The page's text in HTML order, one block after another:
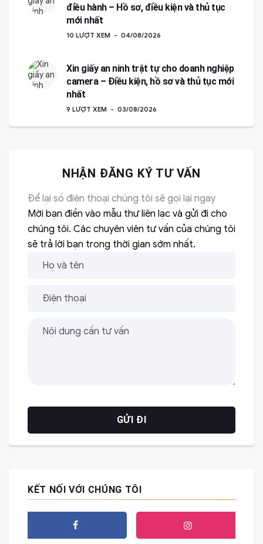
điều hành – Hồ sơ, điều kiện và thủ tục
mới nhất
10 LƯỢT XEM 04/08/2026
Xin giấy an ninh trật tự cho doanh nghiệp
camera – Điều kiện, hồ sơ và thủ tục mới
nhất
9 LƯỢT XEM 03/08/2026
NHẬN ĐĂNG KÝ TƯ VẤN
Để lại số điện thoại chúng tôi sẽ gọi lại ngay
Mời bạn điền vào mẫu thư liên lạc và gửi đi cho
chúng tôi. Các chuyên viên tư vấn của chúng tôi
sẽ trả lời bạn trong thời gian sớm nhất.
KẾT NỐI VỚI CHÚNG TÔI